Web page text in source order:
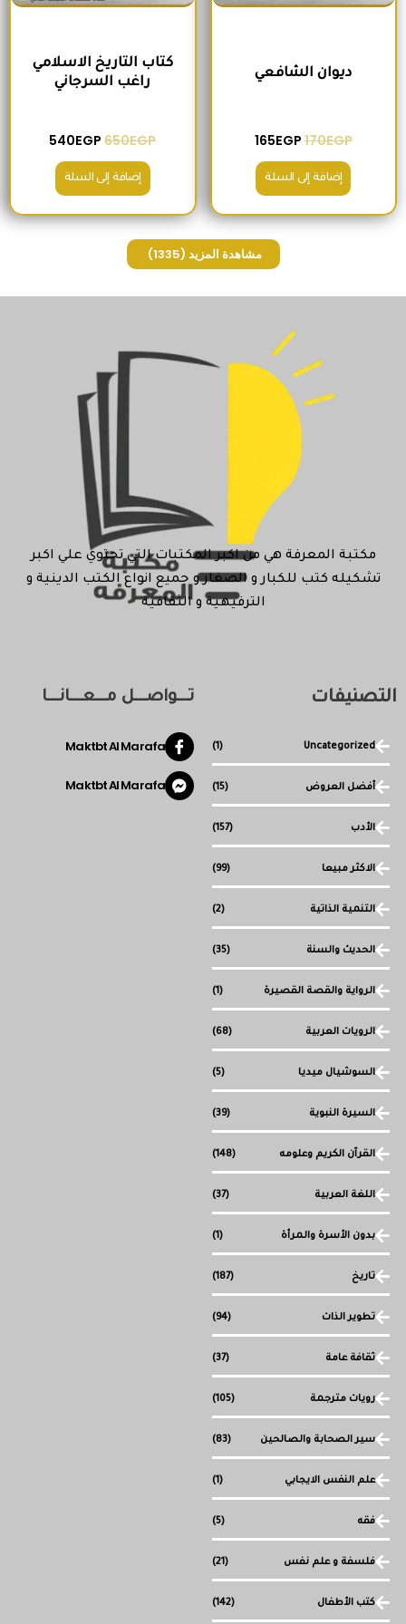
ديوان الشافعي
170EGP
165EGP
إضافة إلى السلة
كتاب التاريخ الاسلامي
راغب السرجاني
650EGP
540EGP
إضافة إلى السلة
مشاهدة المزيد (1335)
مكتبة المعرفة هي من اكبر المكتبات التي تحتوي علي اكبر
تشكيله كتب للكبار و الصغار و جميع انواع الكتب الدينية و
الترفيهية و الثقافية
التصنيفات
Uncategorized
(1)
أفضل العروض (15)
الأدب (157)
الاكثر مبيعا (99)
التنمية الذاتية (2)
الحديث والسنة (35)
الرواية والقصة القصيرة (1)
الرويات العربية (68)
السوشيال ميديا (5)
السيرة النبوية (39)
القرآن الكريم وعلومه (148)
اللغة العربية (37)
بدون الأسرة والمرأة (1)
تاريخ (187)
تطوير الذات (94)
ثقافة عامة (37)
رويات مترجمة (105)
سير الصحابة والصالحين (83)
علم النفس الايجابي (1)
فقه (5)
فلسفة و علم نفس (21)
كتب الأطفال (142)
تـــواصـــل مـــعـــانـــا
Maktbt Al Marafa
Maktbt Al Marafa